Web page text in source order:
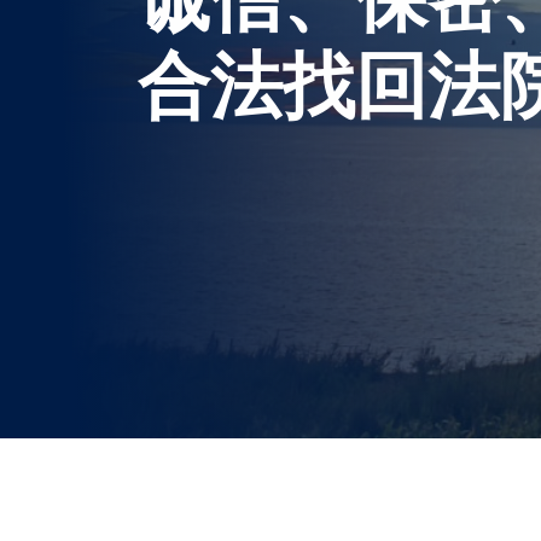
合法找回法